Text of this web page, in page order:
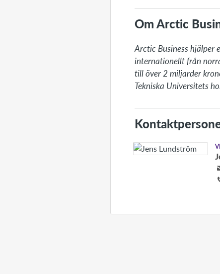
Om Arctic
Arctic Business hjälper
internationellt från
till över 2 miljarder
Tekniska Universitets